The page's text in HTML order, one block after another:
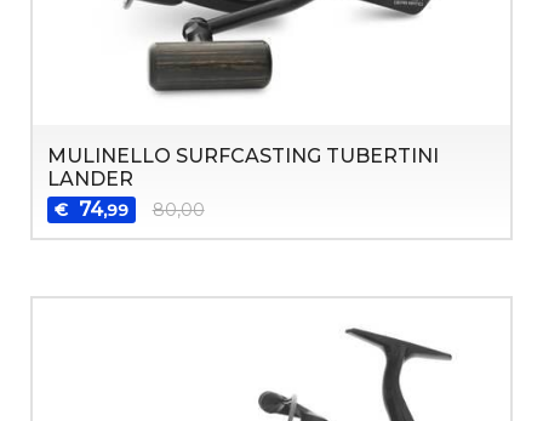
MULINELLO SURFCASTING TUBERTINI
LANDER
€ 74,99 80,00